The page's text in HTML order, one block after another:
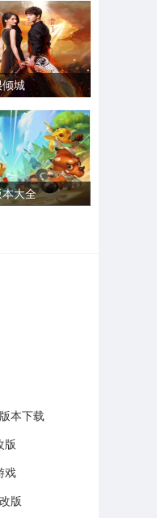
城
大全
本下载
版
戏
版